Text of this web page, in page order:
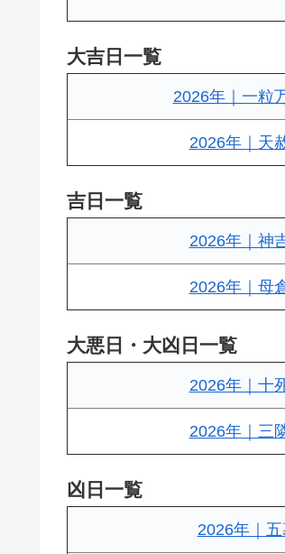
大吉日一覧
2026年｜一粒
2026年｜天
吉日一覧
2026年｜神
2026年｜母
大悪日・大凶日一覧
2026年｜十
2026年｜三
凶日一覧
2026年｜五